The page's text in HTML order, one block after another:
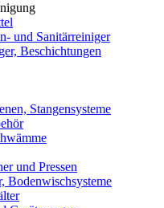
und Sanitärreiniger
Beschichtungen
Stangensysteme
und Pressen
Bodenwischsysteme